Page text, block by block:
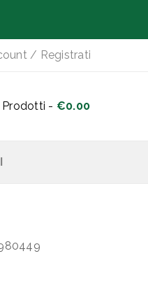
/ Registrati
Prodotti - €0.00